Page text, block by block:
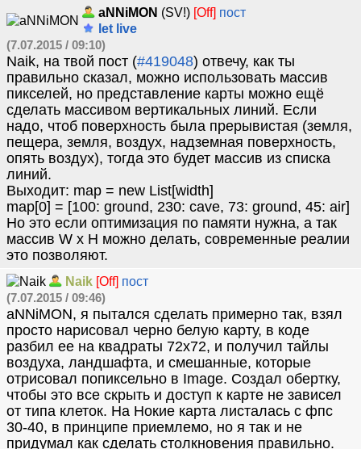
aNNiMON (SV!) [Off] пост
let live
(7.07.2015 / 09:10)
Naik, на твой пост (#419048) отвечу, как ты
правильно сказал, можно использовать массив
пикселей, но представление карты можно ещё
сделать массивом вертикальных линий. Если
надо, чтоб поверхность была прерывистая (земля,
пещера, земля, воздух, надземная поверхность,
опять воздух), тогда это будет массив из списка
линий.
Выходит: map = new List[width]
map[0] = [100: ground, 230: cave, 73: ground, 45: air]
Но это если оптимизация по памяти нужна, а так
массив W x H можно делать, современные реалии
это позволяют.
Naik [Off] пост
(7.07.2015 / 09:46)
aNNiMON, я пытался сделать примерно так, взял
просто нарисовал черно белую карту, в коде
разбил ее на квадраты 72х72, и получил тайлы
воздуха, ландшафта, и смешанные, которые
отрисовал попиксельно в Image. Создал обертку,
чтобы это все скрыть и доступ к карте не зависел
от типа клеток. На Нокие карта листалась с фпс
30-40, в принципе приемлемо, но я так и не
придумал как сделать столкновения правильно.